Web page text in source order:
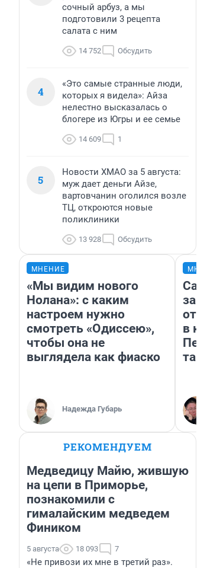
сочный арбуз, а мы
подготовили 3 рецепта
салата с ним
14 752 Обсудить
4
«Это самые странные люди,
которых я видела»: Айза
нелестно высказалась о
блогере из Югры и ее семье
14 609 1
5
Новости ХМАО за 5 августа:
муж дает деньги Айзе,
вартовчанин оголился возле
ТЦ, откроются новые
поликлиники
13 928 Обсудить
МНЕНИЕ
«Мы видим нового
Нолана»: с каким
настроем нужно
смотреть «Одиссею»,
чтобы она не
выглядела как фиаско
Надежда Губарь
в
там
РЕКОМЕНДУЕМ
Медведицу Майю, жившую
на цепи в Приморье,
познакомили с
гималайским медведем
Фиником
5 августа 18 093 7
«Не привози их мне в третий раз».